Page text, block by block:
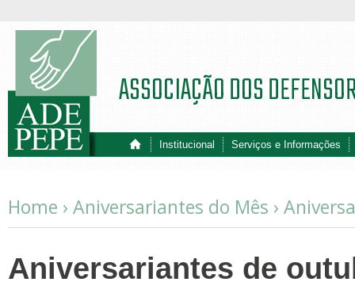
Institucional Serviços e Informações
ASSOCIAÇÃO DOS
Home › Aniversariantes do Mês ›
Aniversariantes de